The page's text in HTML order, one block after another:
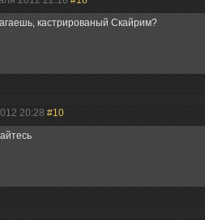
кастрированый Скайрим?
20:28 #10